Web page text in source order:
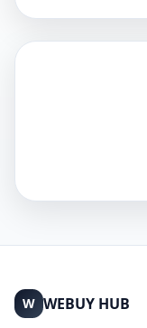
W WEBUY HUB